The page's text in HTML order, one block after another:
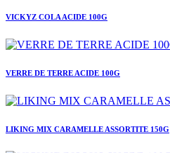
VICKYZ COLA ACIDE 100G
VERRE DE TERRE ACIDE 100G
LIKING MIX CARAMELLE ASSORTITE 150G